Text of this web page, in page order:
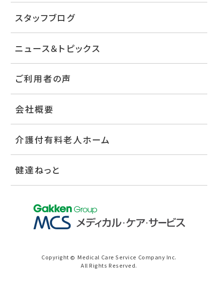
スタッフブログ
ニュース＆トピックス
ご利用者の声
会社概要
介護付有料老人ホーム
健達ねっと
Copyright © Medical Care Service Company Inc.
All Rights Reserved.